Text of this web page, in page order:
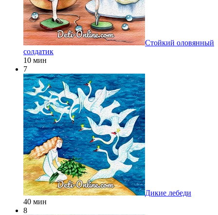
Стойкий оловянный
солдатик
10 мин
7
Дикие лебеди
40 мин
8